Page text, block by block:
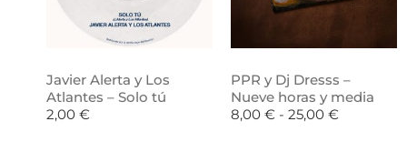
Javier Alerta y Los
Atlantes – Solo tú
2,00 €
PPR y Dj Dresss –
Nueve horas y media
8,00 € - 25,00 €